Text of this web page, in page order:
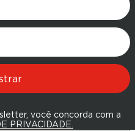
você concorda com a
PRIVACIDADE.